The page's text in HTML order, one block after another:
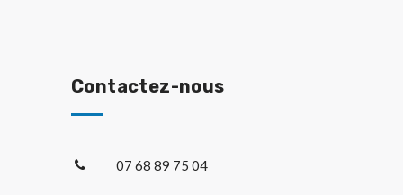
Contactez-nous
07 68 89 75 04